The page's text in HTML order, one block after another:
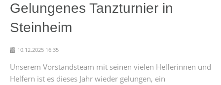
Gelungenes Tanzturnier in
Steinheim
10.12.2025 16:35
Unserem Vorstandsteam mit seinen vielen Helferinnen und
Helfern ist es dieses Jahr wieder gelungen, ein